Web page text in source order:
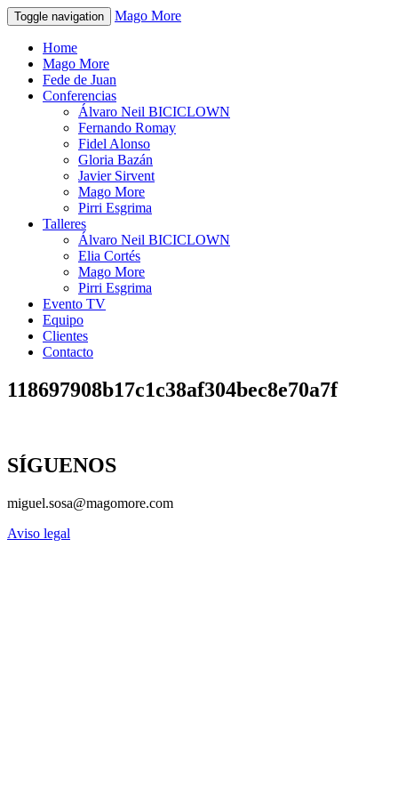
Toggle navigation Mago More
Home
Mago More
Fede de Juan
Conferencias
Álvaro Neil BICICLOWN
Fernando Romay
Fidel Alonso
Gloria Bazán
Javier Sirvent
Mago More
Pirri Esgrima
Talleres
Álvaro Neil BICICLOWN
Elia Cortés
Mago More
Pirri Esgrima
Evento TV
Equipo
Clientes
Contacto
118697908b17c1c38af304bec8e70a7f
SÍGUENOS
miguel.sosa@magomore.com
Aviso legal